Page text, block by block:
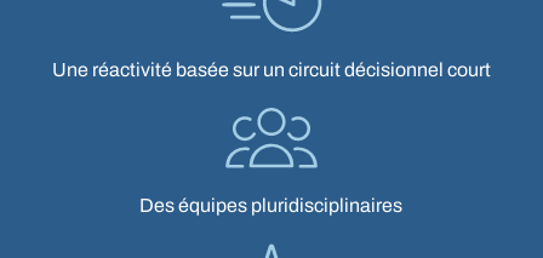
Une réactivité basée sur un circuit décisionnel court
Des équipes pluridisciplinaires